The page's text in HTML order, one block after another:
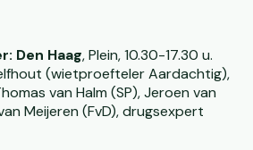
Den Haag, Plein, 10.30-17.30 u.
(wietproefteler Aardachtig),
van Halm (SP), Jeroen van
Meijeren (FvD), drugsexpert